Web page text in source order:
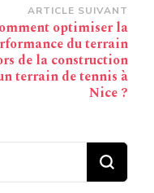
ARTICLE SUIVANT
optimiser la
du terrain
de la construction
terrain de tennis à
Nice ?